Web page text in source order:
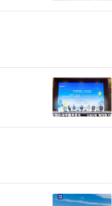
们的功绩，用
对于老同志
理、研究吸
举措。同时他
年。最后，在
同志及家属